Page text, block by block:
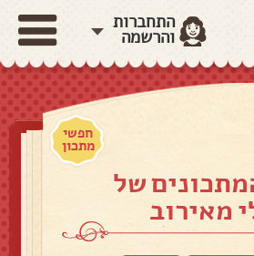
התחברות
והרשמה
חפשי
מתכון
של
מאירוב